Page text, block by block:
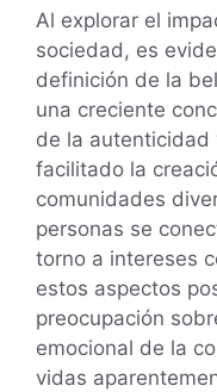
Al explorar el
sociedad, es
definición de la
una creciente
de la autenticidad
facilitado la
comunidades
personas se
torno a intereses
estos aspectos
preocupación
emocional de la
vidas